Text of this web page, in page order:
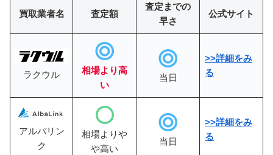
買取業者名 査定額
査定までの
早さ
公式サイト
ラクウル
相場より高
い
当日
>>詳細をみ
る
アルバリン
ク
相場よりや
や高い
当日
>>詳細をみ
る